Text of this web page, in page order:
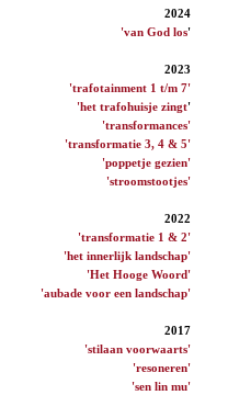
2024
'van God los'
2023
'trafotainment 1 t/m 7'
'het trafohuisje zingt'
'transformances'
'transformatie 3, 4 & 5'
'poppetje gezien'
'stroomstootjes'
2022
'transformatie 1 & 2'
'het innerlijk landschap'
'Het Hooge Woord'
'aubade voor een landschap'
2017
'stilaan voorwaarts'
'resoneren'
'sen lin mu'